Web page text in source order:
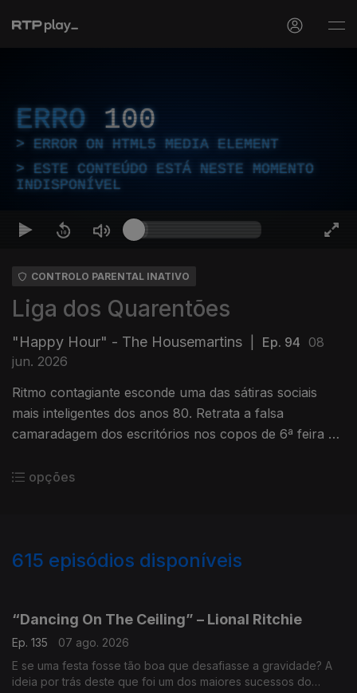
ERRO 100
ERROR ON HTML5 MEDIA ELEMENT
ESTE CONTEÚDO ESTÁ NESTE MOMENTO
INDISPONÍVEL
CONTROLO PARENTAL INATIVO
Liga dos Quarentões
"Happy Hour" - The Housemartins Ep. 94 08
jun. 2026
Ritmo contagiante esconde uma das sátiras sociais
mais inteligentes dos anos 80. Retrata a falsa
camaradagem dos escritórios nos copos de 6ª feira ao
opções
615 episódios disponíveis
“Dancing On The Ceiling” – Lional Ritchie
Ep. 135
07 ago. 2026
E se uma festa fosse tão boa que desafiasse a gravidade? A
ideia por trás deste que foi um dos maiores sucessos do